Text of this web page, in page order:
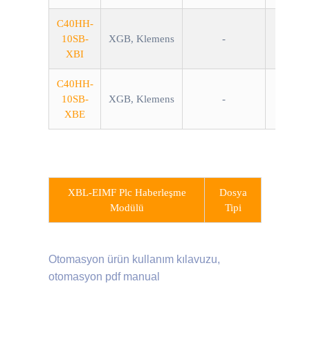
C40HH-
10SB-
XBI
XGB, Klemens -
C40HH-
10SB-
XBE
XGB, Klemens -
XBL-EIMF Plc Haberleşme
Modülü
Dosya
Tipi
Otomasyon ürün kullanım kılavuzu,
otomasyon pdf manual